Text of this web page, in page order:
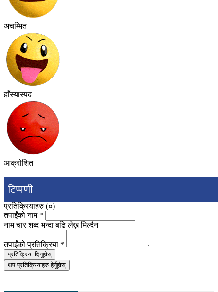
अचम्मित
हाँस्यास्पद
आक्रोशित
टिप्पणी
प्रतिक्रियाहरु (०)
तपाईंको नाम *
नाम चार शब्द भन्दा बढि लेख्न मिल्दैन
तपाईंको प्रतिक्रिया *
प्रतिक्रिया दिनुहोस्
थप प्रतिक्रियाहरु हेर्नुहोस्